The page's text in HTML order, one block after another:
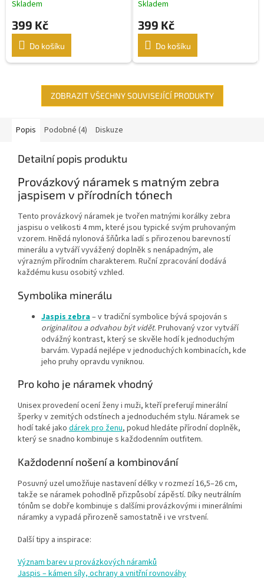
Skladem
399 Kč
Do košíku
Skladem
399 Kč
Do košíku
ZOBRAZIT VŠECHNY SOUVISEJÍCÍ PRODUKTY
Popis Podobné (4) Diskuze
Detailní popis produktu
Provázkový náramek s matným zebra
jaspisem v přírodních tónech
Tento provázkový náramek je tvořen matnými korálky zebra
jaspisu o velikosti 4 mm, které jsou typické svým pruhovaným
vzorem. Hnědá nylonová šňůrka ladí s přirozenou barevností
minerálu a vytváří vyvážený doplněk s nenápadným, ale
výrazným přírodním charakterem. Ruční zpracování dodává
každému kusu osobitý vzhled.
Symbolika minerálu
Jaspis zebra– v tradiční symbolice bývá spojován s
originalitou a odvahou být vidět. Pruhovaný vzor vytváří
odvážný kontrast, který se skvěle hodí k jednoduchým
barvám. Vypadá nejlépe v jednoduchých kombinacích, kde
jeho pruhy opravdu vyniknou.
Pro koho je náramek vhodný
Unisex provedení ocení ženy i muži, kteří preferují minerální
šperky v zemitých odstínech a jednoduchém stylu. Náramek se
hodí také jako dárek pro ženu, pokud hledáte přírodní doplněk,
který se snadno kombinuje s každodenním outfitem.
Každodenní nošení a kombinování
Posuvný uzel umožňuje nastavení délky v rozmezí 16,5–26 cm,
takže se náramek pohodlně přizpůsobí zápěstí. Díky neutrálním
tónům se dobře kombinuje s dalšími provázkovými i minerálními
náramky a vypadá přirozeně samostatně i ve vrstvení.
Další tipy a inspirace:
Význam barev u provázkových náramků
Jaspis – kámen síly, ochrany a vnitřní rovnováhy